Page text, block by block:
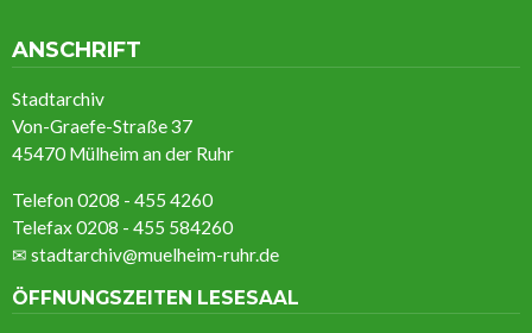
ANSCHRIFT
Stadtarchiv
Von-Graefe-Straße 37
45470 Mülheim an der Ruhr
Telefon 0208 - 455 4260
Telefax 0208 - 455 584260
✉ stadtarchiv@muelheim-ruhr.de
ÖFFNUNGSZEITEN LESESAAL